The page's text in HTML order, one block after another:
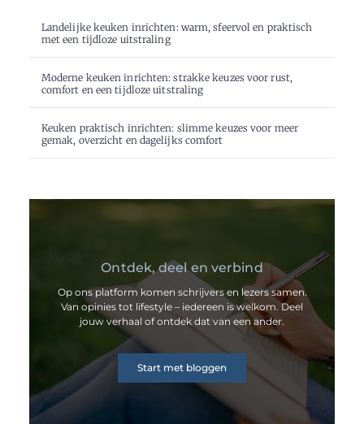
Landelijke keuken inrichten: warm, sfeervol en praktisch
met een tijdloze uitstraling
Moderne keuken inrichten: strakke keuzes voor rust,
comfort en een tijdloze uitstraling
Keuken praktisch inrichten: slimme keuzes voor meer
gemak, overzicht en dagelijks comfort
Ontdek, deel en verbind
Op ons platform komen schrijvers en lezers samen.
Van opinies tot lifestyle – iedereen is welkom. Deel
jouw verhaal of ontdek dat van een ander.
Start met bloggen